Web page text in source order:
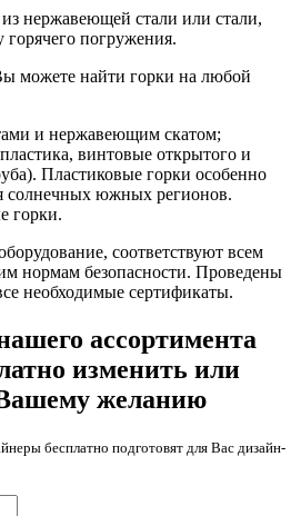
нержавеющей стали или стали,
погружения.
можете найти горки на любой
и нержавеющим скатом;
винтовые открытого и
Пластиковые горки особенно
солнечных южных регионов.
горки.
соответствуют всем
нормам безопасности. Проведены
необходимые сертификаты.
ассортимента
изменить или
желанию
бесплатно подготовят для Вас дизайн-